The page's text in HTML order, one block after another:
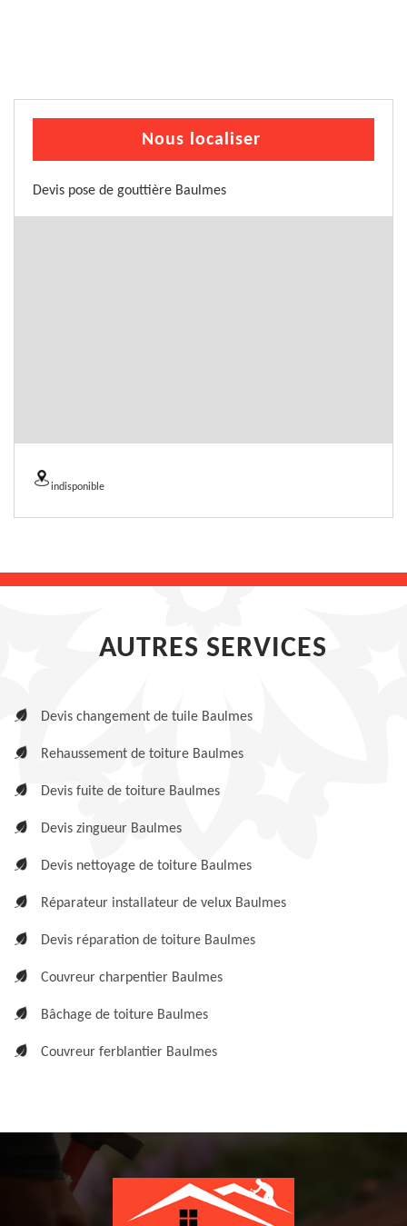
Nous localiser
Devis pose de gouttière Baulmes
indisponible
AUTRES SERVICES
Devis changement de tuile Baulmes
Rehaussement de toiture Baulmes
Devis fuite de toiture Baulmes
Devis zingueur Baulmes
Devis nettoyage de toiture Baulmes
Réparateur installateur de velux Baulmes
Devis réparation de toiture Baulmes
Couvreur charpentier Baulmes
Bâchage de toiture Baulmes
Couvreur ferblantier Baulmes